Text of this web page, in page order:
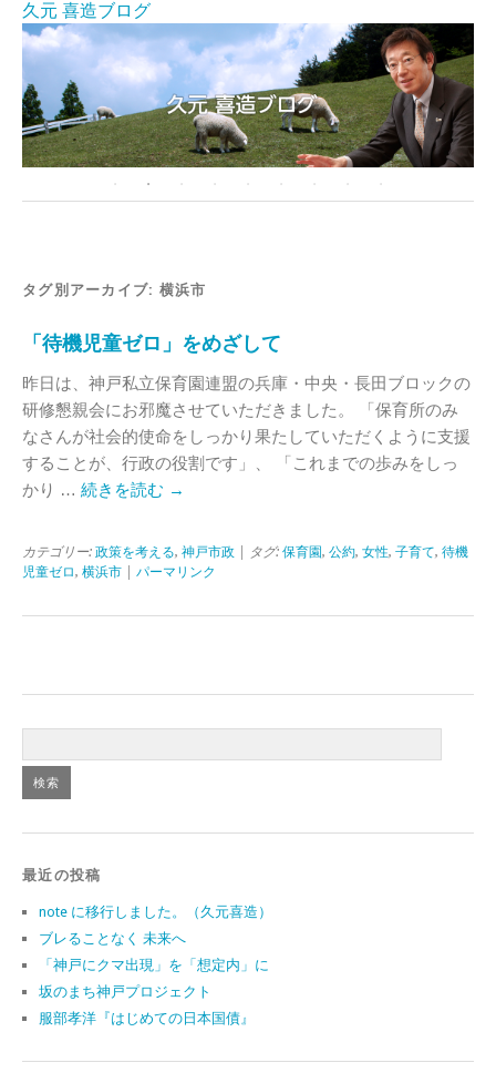
久元 喜造ブログ
タグ別アーカイブ: 横浜市
「待機児童ゼロ」をめざして
昨日は、神戸私立保育園連盟の兵庫・中央・長田ブロックの
研修懇親会にお邪魔させていただきました。 「保育所のみ
なさんが社会的使命をしっかり果たしていただくように支援
することが、行政の役割です」、 「これまでの歩みをしっ
かり … 続きを読む →
カテゴリー: 政策を考える, 神戸市政 | タグ: 保育園, 公約, 女性, 子育て, 待機
児童ゼロ, 横浜市 パーマリンク
最近の投稿
note に移行しました。（久元喜造）
ブレることなく 未来へ
「神戸にクマ出現」を「想定内」に
坂のまち神戸プロジェクト
服部孝洋『はじめての日本国債』